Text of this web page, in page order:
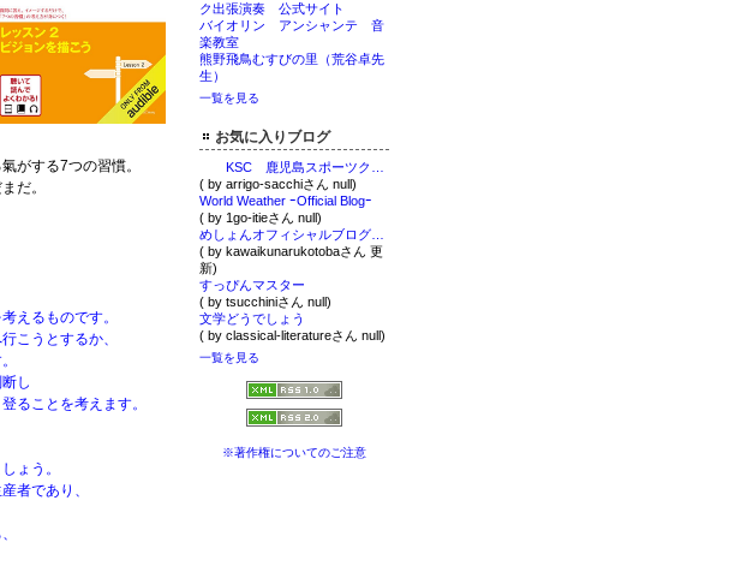
がする7つの習慣。
だ。
えるものです。
こうとするか、
し
ることを考えます。
ょう。
者であり、
ク出張演奏 公式サイト
バイオリン アンシャンテ 音
楽教室
熊野飛鳥むすびの里（荒谷卓先
生）
一覧を見る
お気に入りブログ
( by arrigo-sacchiさん null)
World Weather ｰOfficial Blogｰ
( by 1go-itieさん null)
( by kawaikunarukotobaさん 更
新)
すっぴんマスター
( by tsucchiniさん null)
文学どうでしょう
( by classical-literatureさん null)
一覧を見る
※著作権についてのご注意